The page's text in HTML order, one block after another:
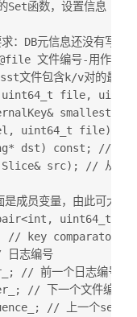
函数，设置信息
：DB元信息还没有写
文件编号-用作文
文件包含k/v对的最
uint64_t file,
smallest,
uint64_t file); //
dst) const; // 将信
Slice& src); // 从
是成员变量，由此可大
uint64_t>
// key comparator
日志编号
// 前一个日志编号
// 下一个文件编
// 上一个seq